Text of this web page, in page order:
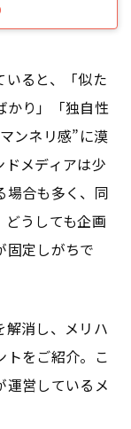
いると、「似た
かり」「独自性
ンネリ感”に漠
メディアは少
場合も多く、同
どうしても企画
固定しがちで
解消し、メリハ
トをご紹介。こ
運営しているメ